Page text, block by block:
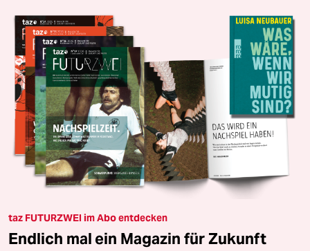
taz FUTURZWEI im Abo entdecken
Endlich mal ein Magazin für Zukunft